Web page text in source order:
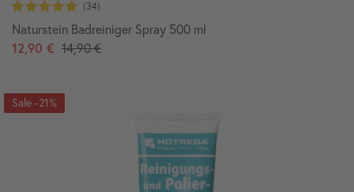
Naturstein Badreiniger Spray 500 ml
12,90 € 14,90 €
-21%